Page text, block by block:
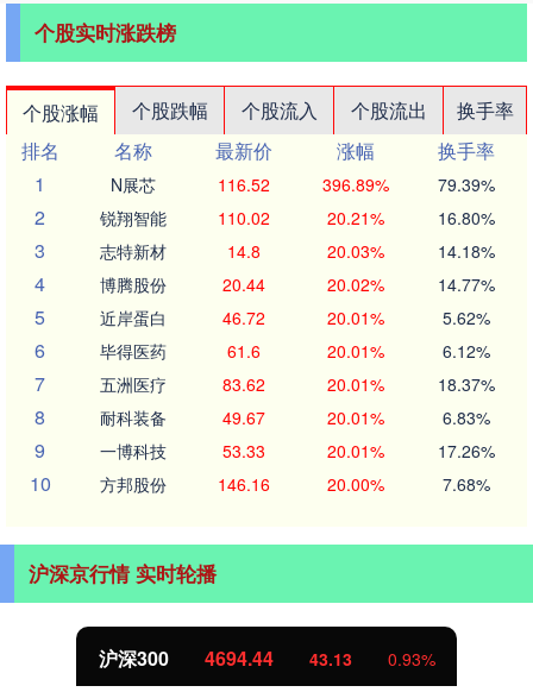
个股实时涨跌榜
个股涨幅 个股跌幅 个股流入 个股流出
换手率
排名
名称 最新价 涨幅
换手率
1
N展芯 116.52 396.89% 79.39%
2 锐翔智能 110.02 20.21% 16.80%
3 志特新材 14.8 20.03% 14.18%
4 博腾股份 20.44 20.02% 14.77%
5 近岸蛋白 46.72 20.01% 5.62%
6 毕得医药 61.6 20.01% 6.12%
7 五洲医疗 83.62 20.01% 18.37%
8 耐科装备 49.67 20.01% 6.83%
9 一博科技 53.33 20.01% 17.26%
10 方邦股份 146.16 20.00% 7.68%
沪深京行情 实时轮播
北证50 1134.24 11.37 1.01%